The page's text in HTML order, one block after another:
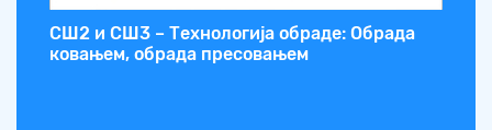
СШ2 и СШ3 – Технологија обраде: Обрада
ковањем, обрада пресовањем